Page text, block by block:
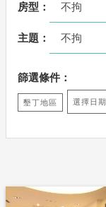
房型： 不拘
主題： 不拘
篩選條件：
墾丁地區 選擇日期